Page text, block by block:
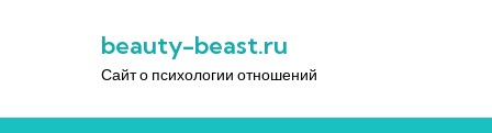
beauty-beast.ru
Сайт о психологии отношений